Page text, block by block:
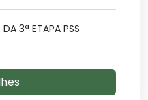
DA 3ª ETAPA PSS